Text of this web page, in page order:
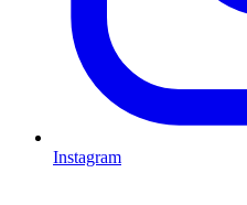
Instagram